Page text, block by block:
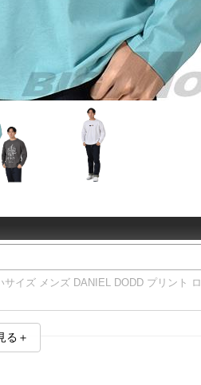
サイズ メンズ DANIEL DODD プリント
る＋